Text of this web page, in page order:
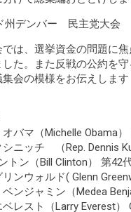
州デンバー 民主党大会
では、選挙資金の問題に
した。また反戦の公約を
会の模様をお伝えします
オバマ（Michelle Obama
シニッチ （Rep. Dennis
トン（Bill Clinton） 第42
ンウォルド( Glenn
ベンジャミン（Medea
レスト（Larry Everest）